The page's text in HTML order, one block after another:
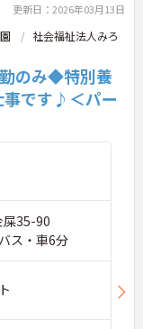
更新日：2026年03月13日
社会福祉法人みろ
勤のみ◆特別養
事です♪＜パー
屎35-90
ス・車6分